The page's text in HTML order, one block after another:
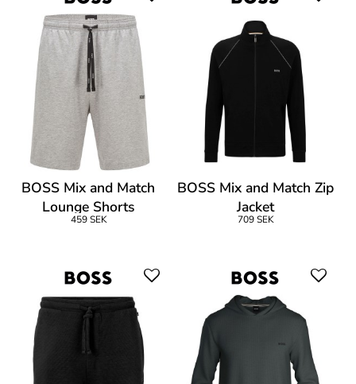
BOSS Mix and Match
Lounge Shorts
459 SEK
BOSS Mix and Match Zip
Jacket
709 SEK